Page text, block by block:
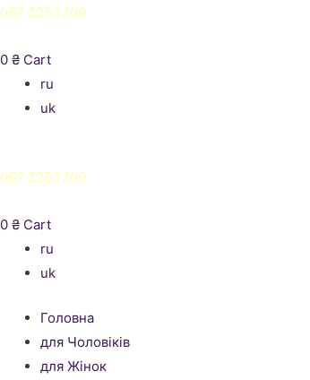
067 2253300
0 ₴ Cart
ru
uk
067 2253300
0 ₴ Cart
ru
uk
Головна
для Чоловіків
для Жінок